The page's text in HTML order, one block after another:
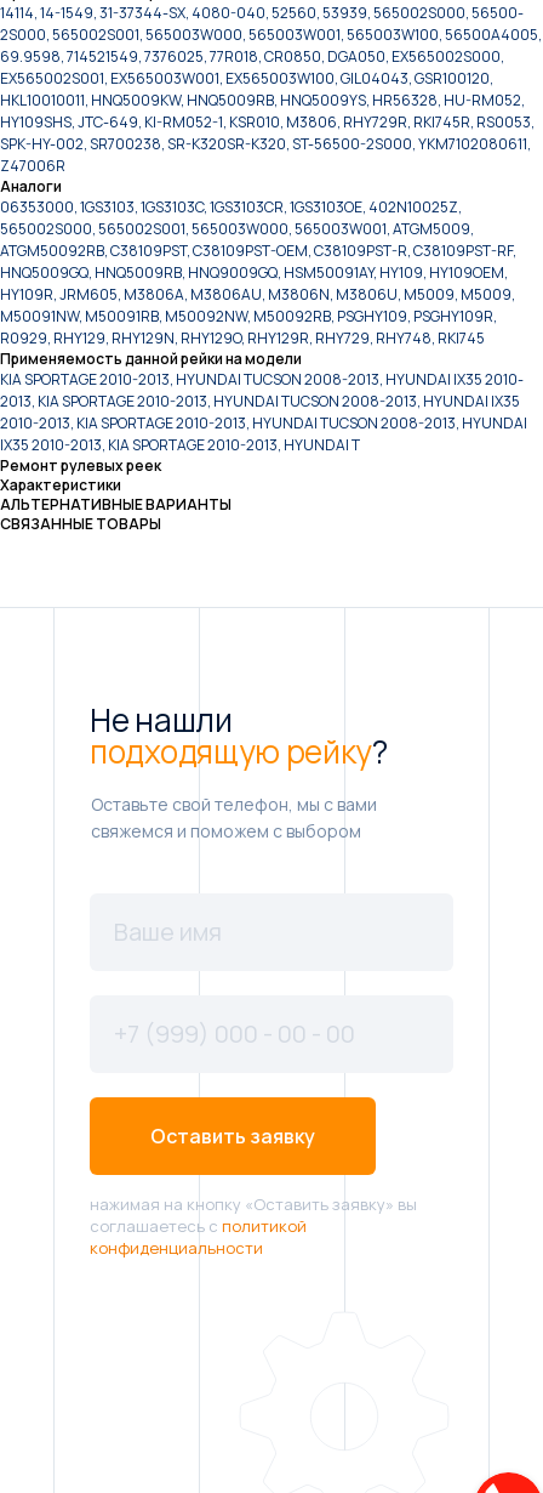
14114, 14-1549, 31-37344-SX, 4080-040, 52560, 53939, 565002S000, 56500-
2S000, 565002S001, 565003W000, 565003W001, 565003W100, 56500A4005,
69.9598, 714521549, 7376025, 77R018, CR0850, DGA050, EX565002S000,
EX565002S001, EX565003W001, EX565003W100, GIL04043, GSR100120,
HKL10010011, HNQ5009KW, HNQ5009RB, HNQ5009YS, HR56328, HU-RM052,
HY109SHS, JTC-649, KI-RM052-1, KSR010, M3806, RHY729R, RKI745R, RS0053,
SPK-HY-002, SR700238, SR-K320SR-K320, ST-56500-2S000, YKM7102080611,
Z47006R
Аналоги
06353000, 1GS3103, 1GS3103C, 1GS3103CR, 1GS3103OE, 402N10025Z,
565002S000, 565002S001, 565003W000, 565003W001, ATGM5009,
ATGM50092RB, C38109PST, C38109PST-OEM, C38109PST-R, C38109PST-RF,
HNQ5009GQ, HNQ5009RB, HNQ9009GQ, HSM50091AY, HY109, HY109OEM,
HY109R, JRM605, M3806A, M3806AU, M3806N, M3806U, M5009, M5009,
M50091NW, M50091RB, M50092NW, M50092RB, PSGHY109, PSGHY109R,
R0929, RHY129, RHY129N, RHY129O, RHY129R, RHY729, RHY748, RKI745
Применяемость данной рейки на модели
KIA SPORTAGE 2010-2013, HYUNDAI TUCSON 2008-2013, HYUNDAI IX35 2010-
2013, KIA SPORTAGE 2010-2013, HYUNDAI TUCSON 2008-2013, HYUNDAI IX35
2010-2013, KIA SPORTAGE 2010-2013, HYUNDAI TUCSON 2008-2013, HYUNDAI
IX35 2010-2013, KIA SPORTAGE 2010-2013, HYUNDAI T
Ремонт рулевых реек
Характеристики
АЛЬТЕРНАТИВНЫЕ ВАРИАНТЫ
СВЯЗАННЫЕ ТОВАРЫ
Не нашли
подходящую рейку?
Оставьте свой телефон, мы с вами
свяжемся и поможем с выбором
Оставить заявку
нажимая на кнопку «Оставить заявку» вы
соглашаетесь с политикой
конфиденциальности